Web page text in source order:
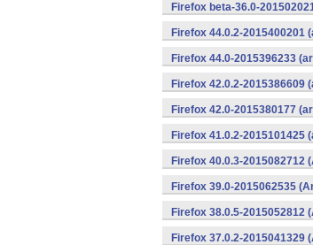
Firefox beta-36.0-
Firefox 44.0.2-2015400201
Firefox 44.0-2015396233
Firefox 42.0.2-2015386609
Firefox 42.0-2015380177
Firefox 41.0.2-2015101425
Firefox 40.0.3-2015082712
Firefox 39.0-2015062535
Firefox 38.0.5-2015052812
Firefox 37.0.2-2015041329